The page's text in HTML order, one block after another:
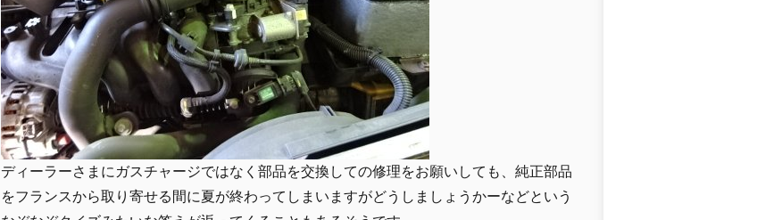
ディーラーさまにガスチャージではなく部品を交換しての修理をお願いしても、純正部品
をフランスから取り寄せる間に夏が終わってしまいますがどうしましょうかーなどという